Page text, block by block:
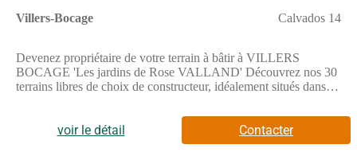
Villers-Bocage Calvados 14
Devenez propriétaire de votre terrain à bâtir à VILLERS
BOCAGE 'Les jardins de Rose VALLAND' Découvrez nos 30
terrains libres de choix de constructeur, idéalement situés dans
commerces, écoles et services et à seulement 25 min de
CAENTerrains à partir de 57 900 Faites construire vote maison
dans un cadre de vie familial, apaisé et favorable au bien-vivre
voir le détail Contacter